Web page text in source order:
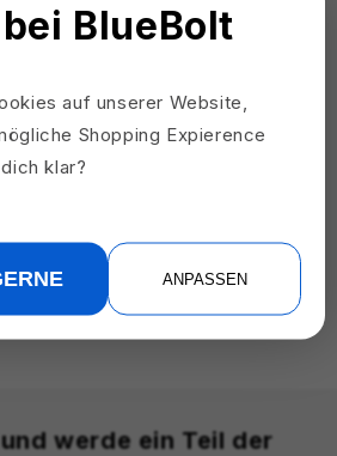
12,4" & 11"
CHF 162.00 CHF 267.00
werde ein Teil der
BlueBolt
auf unserer Website,
Shopping Expierence
klar?
ANPASSEN